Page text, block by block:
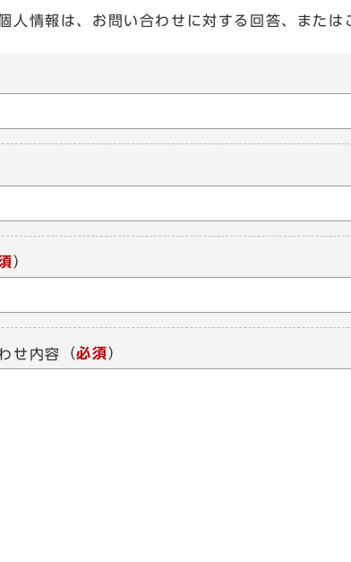
人情報は、お問い合わせに対する回答、また
）
せ内容 （必須）